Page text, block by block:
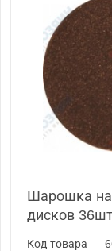
Шарошка
дисков
Код товара —